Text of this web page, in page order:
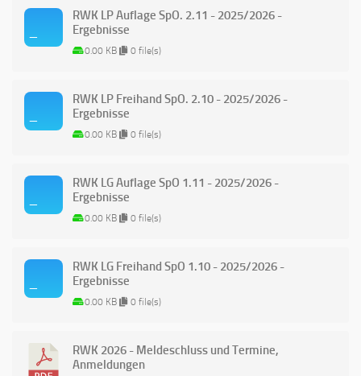
RWK LP Auflage SpO. 2.11 - 2025/2026 -
Ergebnisse
0.00 KB 0 file(s)
RWK LP Freihand SpO. 2.10 - 2025/2026 -
Ergebnisse
0.00 KB 0 file(s)
RWK LG Auflage SpO 1.11 - 2025/2026 -
Ergebnisse
0.00 KB 0 file(s)
RWK LG Freihand SpO 1.10 - 2025/2026 -
Ergebnisse
0.00 KB 0 file(s)
RWK 2026 - Meldeschluss und Termine,
Anmeldungen